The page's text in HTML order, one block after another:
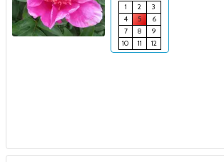
1
2
3
4
5
6
7
8
9
10
11 12